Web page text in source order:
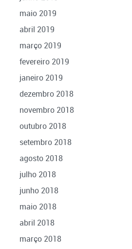
maio 2019
abril 2019
março 2019
fevereiro 2019
janeiro 2019
dezembro 2018
novembro 2018
outubro 2018
setembro 2018
agosto 2018
julho 2018
junho 2018
maio 2018
abril 2018
março 2018